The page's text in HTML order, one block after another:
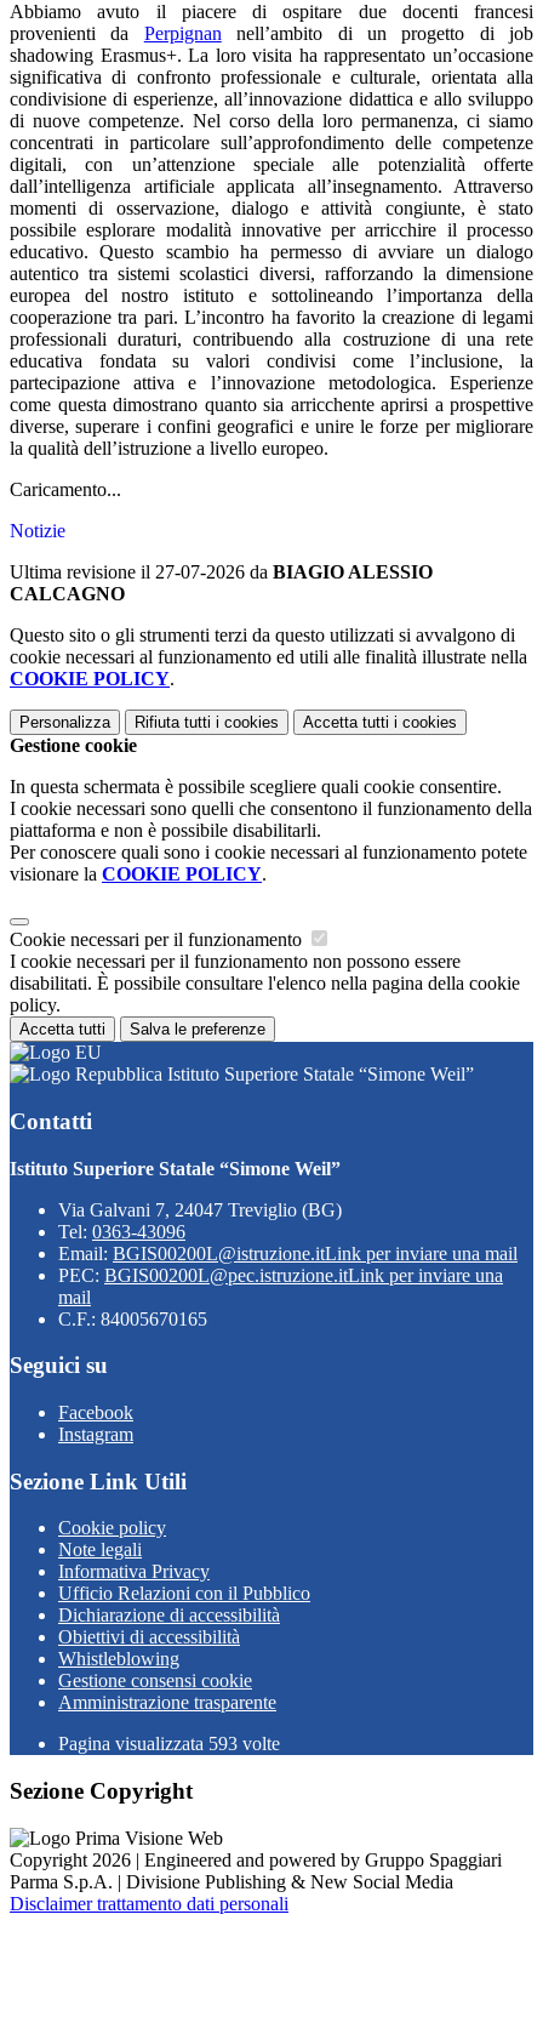
Abbiamo avuto il piacere di ospitare due docenti francesi
provenienti da Perpignan nell’ambito di un progetto di job
shadowing Erasmus+. La loro visita ha rappresentato un’occasione
significativa di confronto professionale e culturale, orientata alla
condivisione di esperienze, all’innovazione didattica e allo sviluppo
di nuove competenze. Nel corso della loro permanenza, ci siamo
concentrati in particolare sull’approfondimento delle competenze
digitali, con un’attenzione speciale alle potenzialità offerte
dall’intelligenza artificiale applicata all’insegnamento. Attraverso
momenti di osservazione, dialogo e attività congiunte, è stato
possibile esplorare modalità innovative per arricchire il processo
educativo.Questo scambio ha permesso di avviare un dialogo
autentico tra sistemi scolastici diversi, rafforzando la dimensione
europea del nostro istituto e sottolineando l’importanza della
cooperazione tra pari. L’incontro ha favorito la creazione di legami
professionali duraturi, contribuendo alla costruzione di una rete
educativa fondata su valori condivisi come l’inclusione, la
partecipazione attiva e l’innovazione metodologica. Esperienze
come questa dimostrano quanto sia arricchente aprirsi a prospettive
diverse, superare i confini geografici e unire le forze per migliorare
la qualità dell’istruzione a livello europeo.
Caricamento...
Notizie
Ultima revisione il 27-07-2026 da BIAGIO ALESSIO
CALCAGNO
Questo sito o gli strumenti terzi da questo utilizzati si avvalgono di
cookie necessari al funzionamento ed utili alle finalità illustrate nella
COOKIE POLICY.
Personalizza Rifiuta tutti i cookies Accetta tutti i cookies
Gestione cookie
In questa schermata è possibile scegliere quali cookie consentire.
I cookie necessari sono quelli che consentono il funzionamento della
piattaforma e non è possibile disabilitarli.
Per conoscere quali sono i cookie necessari al funzionamento potete
visionare la COOKIE POLICY.
Cookie necessari per il funzionamento
I cookie necessari per il funzionamento non possono essere
disabilitati. È possibile consultare l'elenco nella pagina della cookie
policy.
Accetta tutti Salva le preferenze
Istituto Superiore Statale “Simone Weil”
Contatti
Istituto Superiore Statale “Simone Weil”
Via Galvani 7, 24047 Treviglio (BG)
Tel: 0363-43096
Email: BGIS00200L@istruzione.itLink per inviare una mail
PEC: BGIS00200L@pec.istruzione.itLink per inviare una
mail
C.F.: 84005670165
Seguici su
Facebook
Instagram
Sezione Link Utili
Cookie policy
Note legali
Informativa Privacy
Ufficio Relazioni con il Pubblico
Dichiarazione di accessibilità
Obiettivi di accessibilità
Whistleblowing
Gestione consensi cookie
Amministrazione trasparente
Pagina visualizzata 593 volte
Sezione Copyright
Copyright 2026 | Engineered and powered by Gruppo Spaggiari
Parma S.p.A. | Divisione Publishing & New Social Media
Disclaimer trattamento dati personali